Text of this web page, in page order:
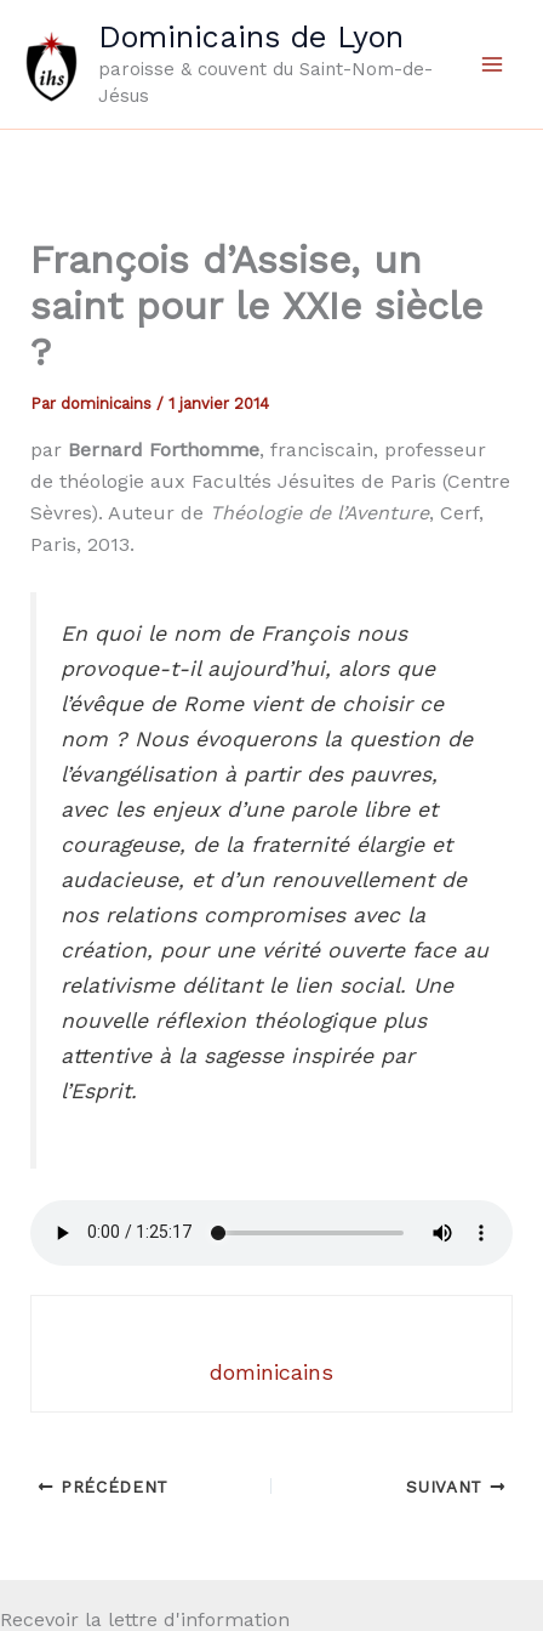
contenu
Dominicains de Lyon
paroisse & couvent du Saint-Nom-de-
Jésus
François d’Assise, un
saint pour le XXIe siècle
?
Par dominicains / 1 janvier 2014
par Bernard Forthomme, franciscain, professeur
de théologie aux Facultés Jésuites de Paris (Centre
Sèvres). Auteur de Théologie de l’Aventure, Cerf,
Paris, 2013.
En quoi le nom de François nous
provoque-t-il aujourd’hui, alors que
l’évêque de Rome vient de choisir ce
nom ? Nous évoquerons la question de
l’évangélisation à partir des pauvres,
avec les enjeux d’une parole libre et
courageuse, de la fraternité élargie et
audacieuse, et d’un renouvellement de
nos relations compromises avec la
création, pour une vérité ouverte face au
relativisme délitant le lien social. Une
nouvelle réflexion théologique plus
attentive à la sagesse inspirée par
l’Esprit.
dominicains
PRÉCÉDENT SUIVANT
Recevoir la lettre d'information